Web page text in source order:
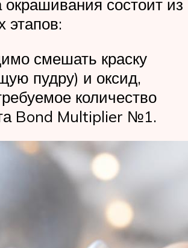
состоит из
этапов:
смешать краску
пудру) и оксид,
количество
Bond Multiplier №1.